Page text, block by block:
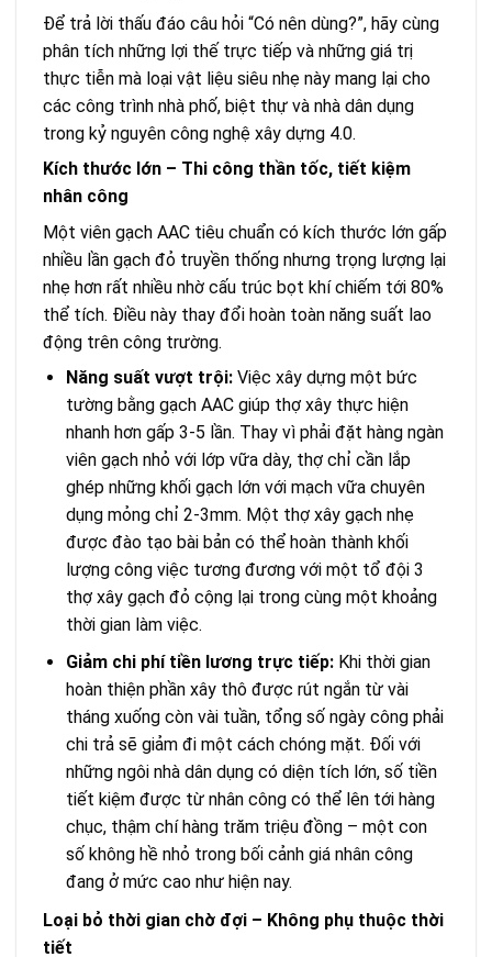
Để trả lời thấu đáo câu hỏi “Có nên dùng?”, hãy cùng
phân tích những lợi thế trực tiếp và những giá trị
thực tiễn mà loại vật liệu siêu nhẹ này mang lại cho
các công trình nhà phố, biệt thự và nhà dân dụng
trong kỷ nguyên công nghệ xây dựng 4.0.
Kích thước lớn – Thi công thần tốc, tiết kiệm
nhân công
Một viên gạch AAC tiêu chuẩn có kích thước lớn gấp
nhiều lần gạch đỏ truyền thống nhưng trọng lượng lại
nhẹ hơn rất nhiều nhờ cấu trúc bọt khí chiếm tới 80%
thể tích. Điều này thay đổi hoàn toàn năng suất lao
động trên công trường.
Năng suất vượt trội:Việc xây dựng một bức
tường bằng gạch AAC giúp thợ xây thực hiện
nhanh hơn gấp 3-5 lần. Thay vì phải đặt hàng ngàn
viên gạch nhỏ với lớp vữa dày, thợ chỉ cần lắp
ghép những khối gạch lớn với mạch vữa chuyên
dụng mỏng chỉ 2-3mm. Một thợ xây gạch nhẹ
được đào tạo bài bản có thể hoàn thành khối
lượng công việc tương đương với một tổ đội 3
thợ xây gạch đỏ cộng lại trong cùng một khoảng
thời gian làm việc.
Giảm chi phí tiền lương trực tiếp:Khi thời gian
hoàn thiện phần xây thô được rút ngắn từ vài
tháng xuống còn vài tuần, tổng số ngày công phải
chi trả sẽ giảm đi một cách chóng mặt. Đối với
những ngôi nhà dân dụng có diện tích lớn, số tiền
tiết kiệm được từ nhân công có thể lên tới hàng
chục, thậm chí hàng trăm triệu đồng – một con
số không hề nhỏ trong bối cảnh giá nhân công
đang ở mức cao như hiện nay.
Loại bỏ thời gian chờ đợi – Không phụ thuộc thời
tiết